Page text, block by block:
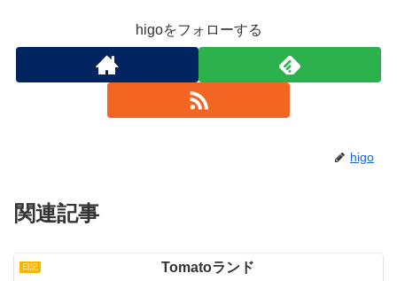
higoをフォローする
higo
関連記事
日記 Tomatoランド